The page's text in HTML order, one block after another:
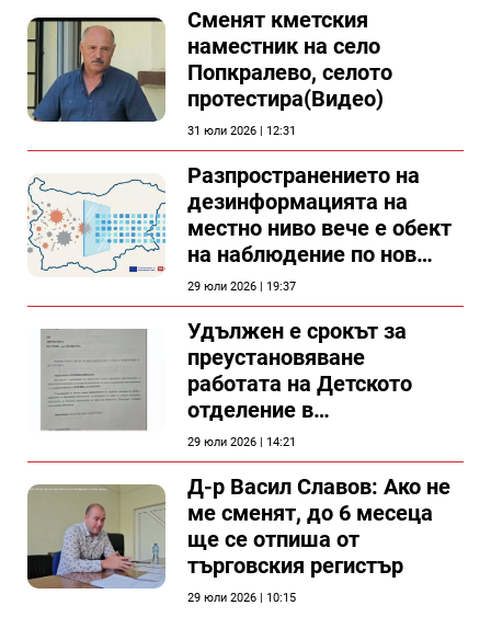
Сменят кметския
наместник на село
Попкралево, селото
протестира(Видео)
31 юли 2026 | 12:31
Разпространението на
дезинформацията на
местно ниво вече е обект
на наблюдение по нов
проект
29 юли 2026 | 19:37
Удължен е срокът за
преустановяване
работата на Детското
отделение в
силистренската болница
29 юли 2026 | 14:21
Д-р Васил Славов: Ако не
ме сменят, до 6 месеца
ще се отпиша от
търговския регистър
29 юли 2026 | 10:15